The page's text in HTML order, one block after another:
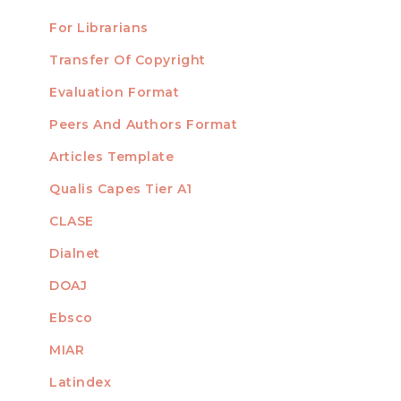
For Librarians
TEMPLATES
Transfer Of Copyright
Evaluation Format
Peers And Authors Format
Articles Template
INDEXED
Qualis Capes Tier A1
CLASE
Dialnet
DOAJ
Ebsco
MIAR
Latindex